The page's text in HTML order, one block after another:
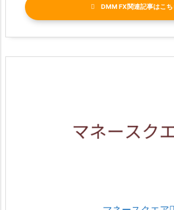
DMM FX関連記事